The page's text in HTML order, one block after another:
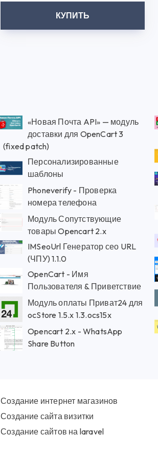
КУПИТЬ
«Новая Почта API» — модуль
доставки для OpenCart 3
(fixed patch)
Персонализированные
шаблоны
Phoneverify - Проверка
номера телефона
Модуль Сопутствующие
товары Opencart 2.x
IMSeoUrl Генератор сео URL
(ЧПУ) 1.1.0
OpenCart - Имя
Пользователя & Приветствие
Модуль оплаты Приват24 для
ocStore 1.5.x 1.3.ocs15x
Opencart 2.x - WhatsApp
Share Button
Создание интернет магазинов
Создание сайта визитки
Создание сайтов на laravel